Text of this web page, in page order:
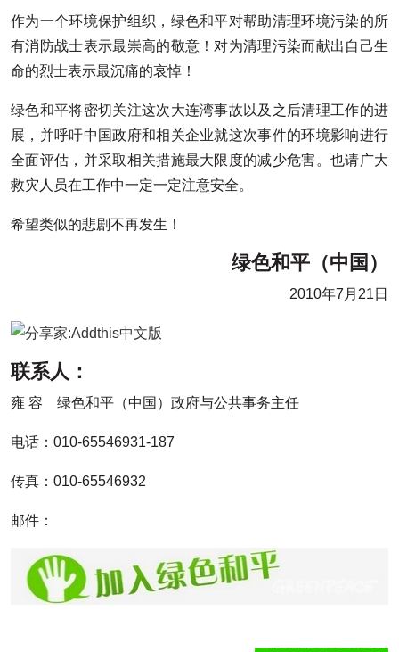
作为一个环境保护组织，绿色和平对帮助清理环境污染的所
有消防战士表示最崇高的敬意！对为清理污染而献出自己生
命的烈士表示最沉痛的哀悼！
绿色和平将密切关注这次大连湾事故以及之后清理工作的进
展，并呼吁中国政府和相关企业就这次事件的环境影响进行
全面评估，并采取相关措施最大限度的减少危害。也请广大
救灾人员在工作中一定一定注意安全。
希望类似的悲剧不再发生！
绿色和平（中国）
2010年7月21日
联系人：
雍 容 绿色和平（中国）政府与公共事务主任
电话：010-65546931-187
传真：010-65546932
邮件：